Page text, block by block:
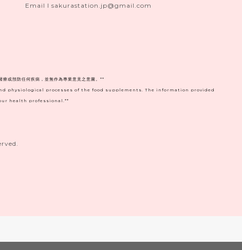
Email I sakurastation.jp@gmail.com
或預防任何疾病，並無作為專業意見之意圖。**
processes of the food supplements. The information provided
health professional.**